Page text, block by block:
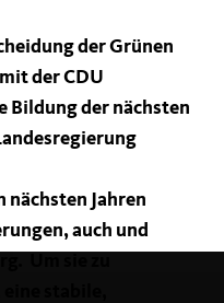
der Grünen
der CDU
Bildung der nächsten
nächsten Jahren
auch und
stabile,